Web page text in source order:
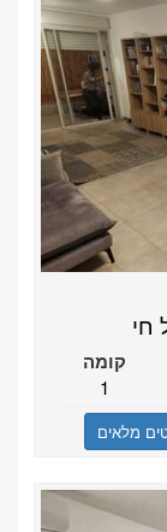
חי
קומה
1
מלאים